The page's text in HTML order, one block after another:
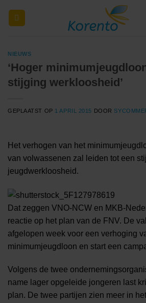
naar
NIEUWS
‘Hoger
stijging werkloosheid’
GEPLAATST OP 1 APRIL 2015 DOOR
Het verhogen van het
van volwassenen zal leiden tot een
jeugdwerkloosheid.
Dat zeggen VNO-NCW en MKB-
reactie op het plan van de FNV. De
afgelopen week voor een verhoging
minimumjeugdloon en start een
Volgens de twee
name lager opgeleide jongeren last
plan. De twee partijen zien meer in